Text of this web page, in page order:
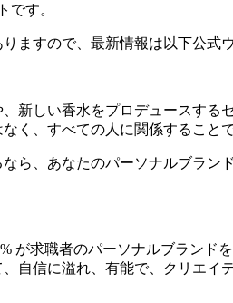
です。
ますので、最新情報は以下公式
新しい香水をプロデュースす
く、すべての人に関係すること
、あなたのパーソナルブラン
が求職者のパーソナルブランド
自信に溢れ、有能で、クリエ